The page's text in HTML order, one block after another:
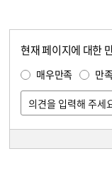
현재 페이지에 대한
매우만족 만